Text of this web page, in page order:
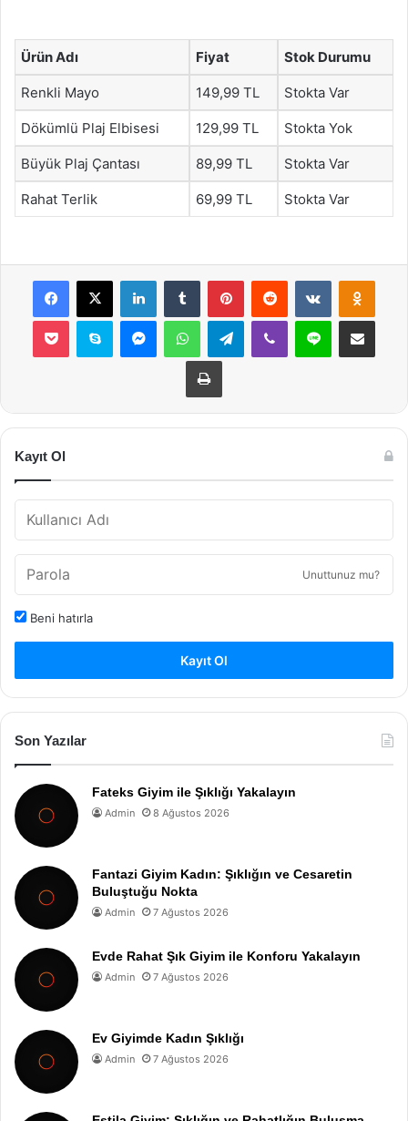
Ürün Adı Fiyat Stok Durumu
Renkli Mayo 149,99 TL Stokta Var
Dökümlü Plaj Elbisesi 129,99 TL Stokta Yok
Büyük Plaj Çantası 89,99 TL Stokta Var
Rahat Terlik 69,99 TL Stokta Var
Facebook
X LinkedInTumblr PinterestReddit VKontakte
Pocket Skype MessengerWhatsAppTelegramViber Line E-Posta ile
Yazdır
Kayıt Ol
Unuttunuz mu?
Beni hatırla
Kayıt Ol
Son Yazılar
Fateks Giyim ile Şıklığı Yakalayın
Admin 8 Ağustos 2026
Fantazi Giyim Kadın: Şıklığın ve Cesaretin
Buluştuğu Nokta
Admin 7 Ağustos 2026
Evde Rahat Şık Giyim ile Konforu Yakalayın
Admin 7 Ağustos 2026
Ev Giyimde Kadın Şıklığı
Admin 7 Ağustos 2026